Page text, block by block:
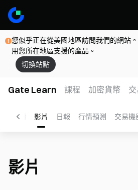
您似乎正在從美國地區訪問我們的網站
用您所在地區支援的產品。
切換站點
Gate Learn 課程 加密貨幣
快讀 影片 日報 行情預測 交易機
影片